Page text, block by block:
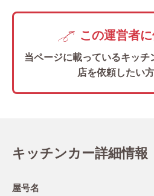
この運営者
当ページに載っているキッチ
店を依頼したい
キッチンカー詳細情報
屋号名